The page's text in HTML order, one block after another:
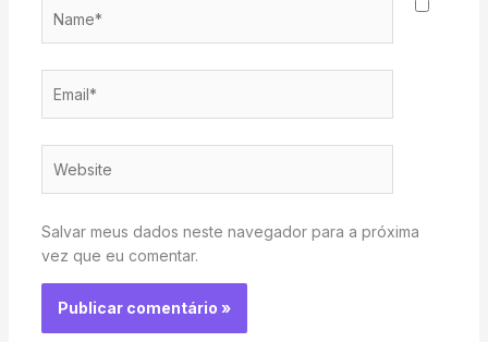
Salvar meus dados neste navegador para a próxima
vez que eu comentar.